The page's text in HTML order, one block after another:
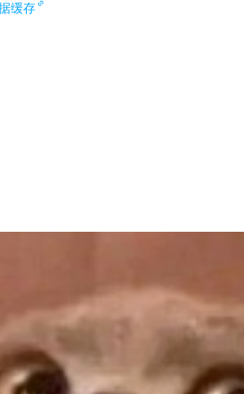
缓存